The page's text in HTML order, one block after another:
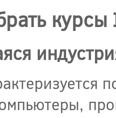
курсы